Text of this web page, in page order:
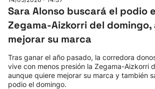
Sara Alonso buscará el podio
Zegama-Aizkorri del domingo,
mejorar su marca
Tras ganar el año pasado, la corredora
vive con menos presión la Zegama-Aizkorri
aunque quiere mejorar su marca y también
podio el domingo.